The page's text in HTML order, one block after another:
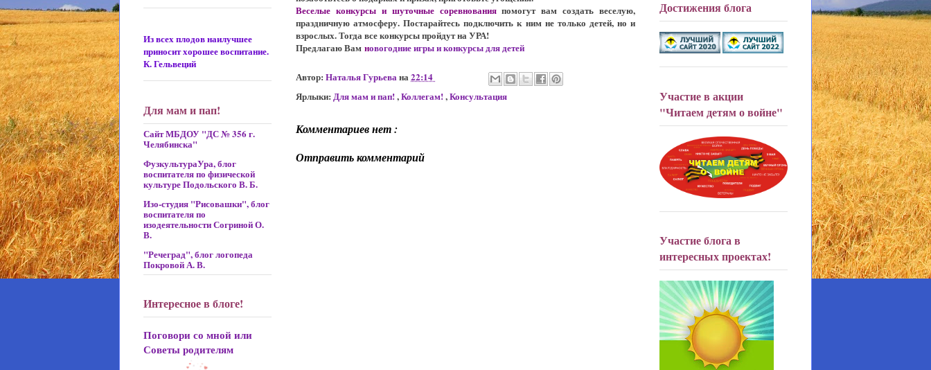
Веселые конкурсы и шуточные соревнованияпомогут вам создать веселую,
праздничную атмосферу. Постарайтесь подключить к ним не только детей, но и
взрослых. Тогда все конкурсы пройдут на УРА!
Предлагаю Вам новогодние игры и конкурсы для детей
Автор: Наталья Гурьевана22:14
Ярлыки: Для мам и пап!,Коллегам!,Консультация
Комментариев нет :
Отправить комментарий
Из всех плодов наилучшее
приносит хорошее воспитание.
К. Гельвеций
Для мам и пап!
Сайт МБДОУ "ДС № 356 г.
Челябинска"
ФузкультураУра, блог
воспитателя по физической
культуре Подольского В. Б.
Изо-студия "Рисовашки", блог
воспитателя по
изодеятельности Согриной О.
В.
"Речеград", блог логопеда
Покровой А. В.
Интересное в блоге!
Поговори со мной или
Советы родителям
Достижения блога
Участие в акции
"Читаем детям о войне"
Участие блога в
интересных проектах!